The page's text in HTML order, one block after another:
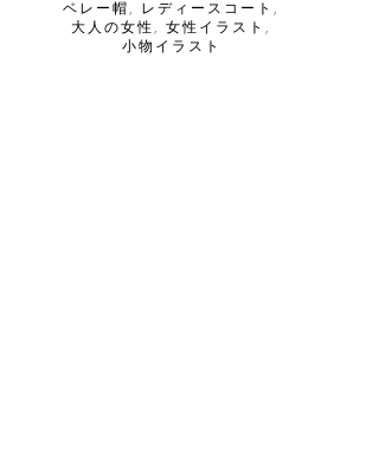
ベレー帽 , レディースコート ,
大人の女性 ,女性イラスト ,
小物イラスト